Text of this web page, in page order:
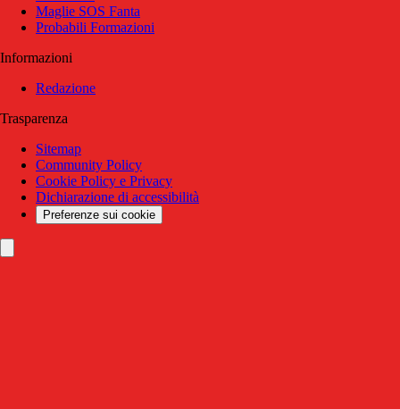
Maglie SOS Fanta
Probabili Formazioni
Informazioni
Redazione
Trasparenza
Sitemap
Community Policy
Cookie Policy e Privacy
Dichiarazione di accessibilità
Preferenze sui cookie